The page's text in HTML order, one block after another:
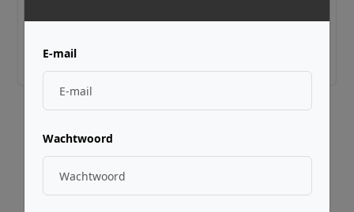
€ 109,00
E-mail
Wachtwoord